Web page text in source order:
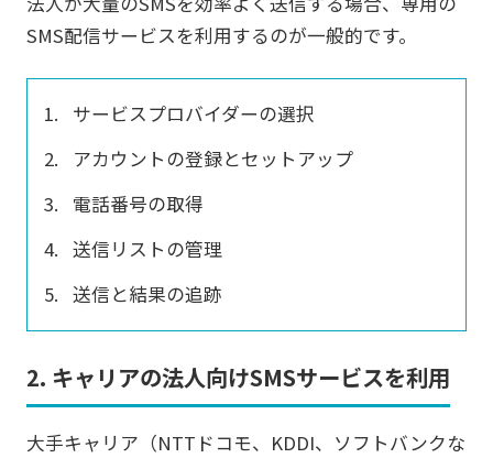
SMS配信サービスを利用するのが一般的です。
サービスプロバイダーの選択
アカウントの登録とセットアップ
電話番号の取得
送信リストの管理
送信と結果の追跡
2. キャリアの法人向けSMSサービスを利用
大手キャリア（NTTドコモ、KDDI、ソフトバンクな